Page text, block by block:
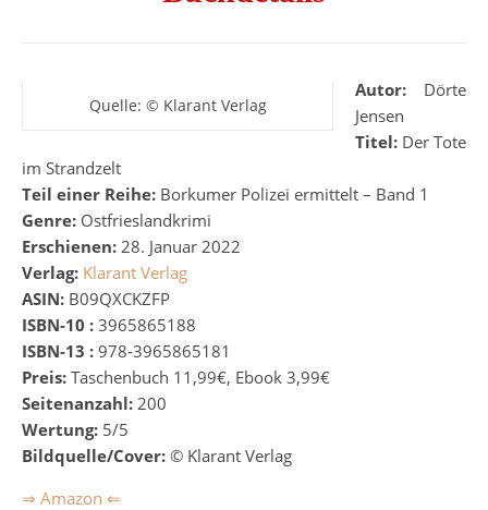
Quelle: © Klarant Verlag
Autor: Dörte
Jensen
Titel: Der Tote
im Strandzelt
Teil einer Reihe: Borkumer Polizei ermittelt – Band 1
Genre: Ostfrieslandkrimi
Erschienen: 28. Januar 2022
Verlag: Klarant Verlag
ASIN: B09QXCKZFP
ISBN-10 : 3965865188
ISBN-13 : 978-3965865181
Preis: Taschenbuch 11,99€, Ebook 3,99€
Seitenanzahl: 200
Wertung: 5/5
Bildquelle/Cover: © Klarant Verlag
⇒ Amazon ⇐